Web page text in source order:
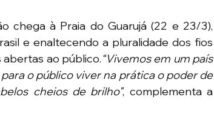
chega à Praia do Guarujá (22 e 23/3),
e enaltecendo a pluralidade dos fios
ao público.“Vivemos em um país
o público viver na prática o poder de
cheios de brilho", complementa a